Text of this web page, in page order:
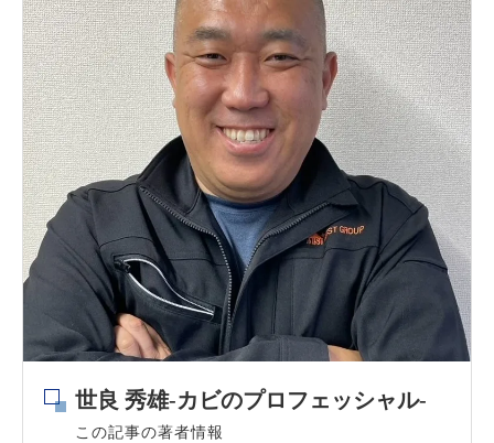
世良 秀雄-カビのプロフェッシャル-
この記事の著者情報